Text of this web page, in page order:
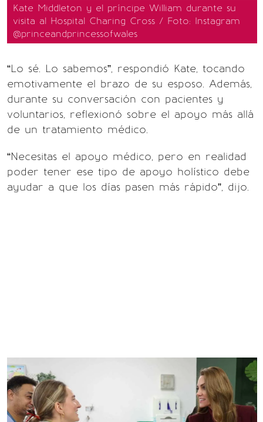
Kate Middleton y el príncipe William durante su
visita al Hospital Charing Cross / Foto: Instagram
@princeandprincessofwales
“Lo sé. Lo sabemos”, respondió Kate, tocando
emotivamente el brazo de su esposo. Además,
durante su conversación con pacientes y
voluntarios, reflexionó sobre el apoyo más allá
de un tratamiento médico.
“Necesitas el apoyo médico, pero en realidad
poder tener ese tipo de apoyo holístico debe
ayudar a que los días pasen más rápido”, dijo.